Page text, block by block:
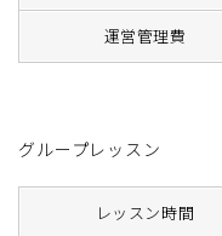
運営管理費
グループレッスン
レッスン時間